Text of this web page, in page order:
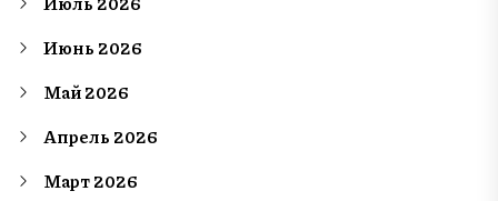
Июнь 2026
Май 2026
Апрель 2026
Март 2026